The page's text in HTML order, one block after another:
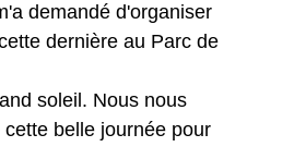
demandé d'organiser
dernière au Parc de
soleil. Nous nous
belle journée pour